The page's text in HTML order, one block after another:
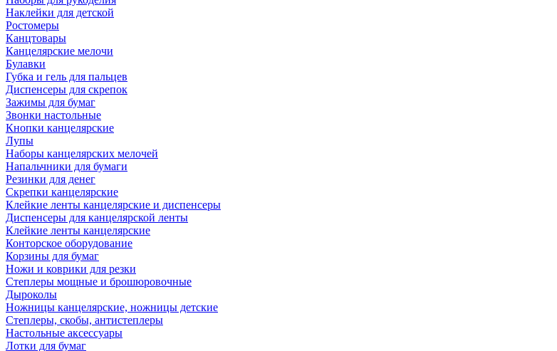
Наклейки для детской
Ростомеры
Канцтовары
Канцелярские мелочи
Булавки
Губка и гель для пальцев
Диспенсеры для скрепок
Зажимы для бумаг
Звонки настольные
Кнопки канцелярские
Лупы
Наборы канцелярских мелочей
Напальчники для бумаги
Резинки для денег
Скрепки канцелярские
Клейкие ленты канцелярские и диспенсеры
Диспенсеры для канцелярской ленты
Клейкие ленты канцелярские
Конторское оборудование
Корзины для бумаг
Ножи и коврики для резки
Степлеры мощные и брошюровочные
Дыроколы
Ножницы канцелярские, ножницы детские
Степлеры, скобы, антистеплеры
Настольные аксессуары
Лотки для бумаг